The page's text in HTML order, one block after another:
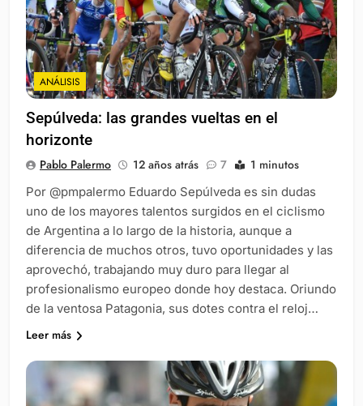
ANÁLISIS
Sepúlveda: las grandes vueltas en el
horizonte
Pablo Palermo 12 años atrás 7 1 minutos
Por @pmpalermo Eduardo Sepúlveda es sin dudas
uno de los mayores talentos surgidos en el ciclismo
de Argentina a lo largo de la historia, aunque a
diferencia de muchos otros, tuvo oportunidades y las
aprovechó, trabajando muy duro para llegar al
profesionalismo europeo donde hoy destaca. Oriundo
de la ventosa Patagonia, sus dotes contra el reloj…
Leer más